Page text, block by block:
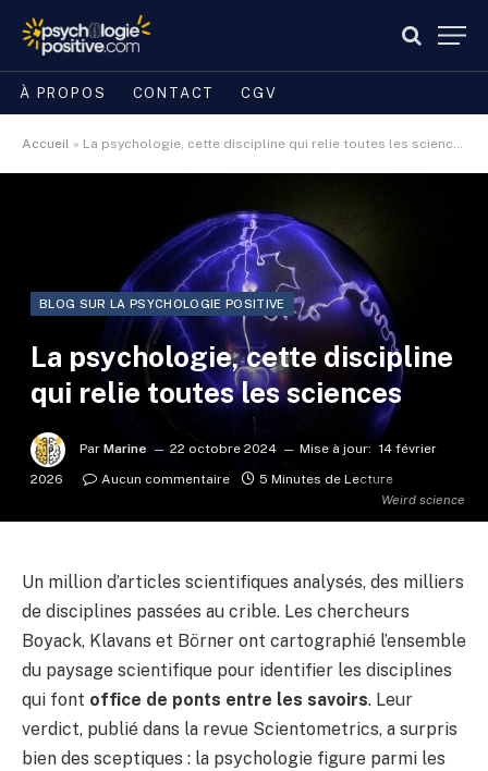
À PROPOS CONTACT CGV
Accueil » La psychologie, cette discipline qui relie toutes les sciences
Weird science
BLOG SUR LA PSYCHOLOGIE POSITIVE
La psychologie, cette discipline
qui relie toutes les sciences
Par Marine 22 octobre 2024 Mise à jour: 14 février
2026
Aucun commentaire 5 Minutes de Lecture
Un million d’articles scientifiques analysés, des milliers
de disciplines passées au crible. Les chercheurs
Boyack, Klavans et Börner ont cartographié l’ensemble
du paysage scientifique pour identifier les disciplines
qui font office de ponts entre les savoirs. Leur
verdict, publié dans la revue Scientometrics, a surpris
bien des sceptiques : la psychologie figure parmi les